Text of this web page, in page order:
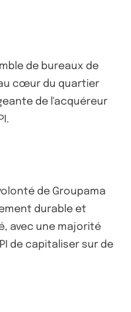
de bureaux de
au cœur du quartier
de l'acquéreur
de Groupama
durable et
avec une majorité
de capitaliser sur de